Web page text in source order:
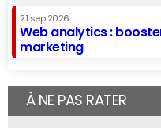
21 sep 2026
Web analytics :
marketing
À NE PAS RATER